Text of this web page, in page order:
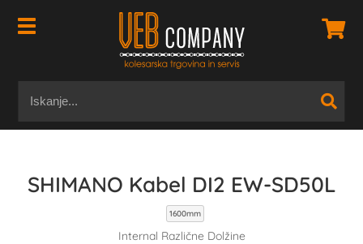
SHIMANO Kabel DI2 EW-SD50L
1600mm
Internal Različne Dolžine